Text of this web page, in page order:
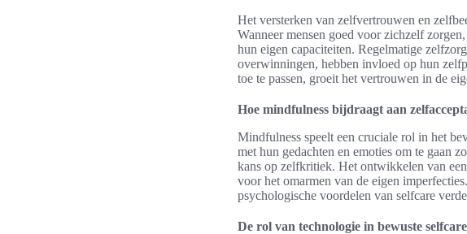
Het versterken van zelfvertrouwen en
Wanneer mensen goed voor zichzelf
hun eigen capaciteiten. Regelmatige
overwinningen, hebben invloed op hun
toe te passen, groeit het vertrouwen in de
Hoe mindfulness bijdraagt aan
Mindfulness speelt een cruciale rol in het
met hun gedachten en emoties om te gaan
kans op zelfkritiek. Het ontwikkelen van
voor het omarmen van de eigen
psychologische voordelen van selfcare
De rol van technologie in bewuste selfcare